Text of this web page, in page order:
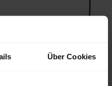
Über Cookies